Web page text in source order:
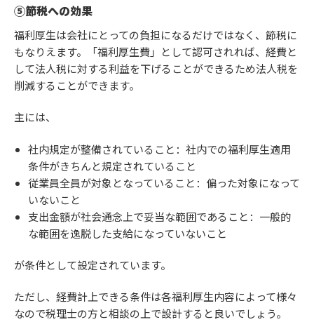
⑤節税への効果
福利厚生は会社にとっての負担になるだけではなく、節税に
もなりえます。「福利厚生費」として認可されれば、経費と
して法人税に対する利益を下げることができるため法人税を
削減することができます。
主には、
社内規定が整備されていること：社内での福利厚生適用
条件がきちんと規定されていること
従業員全員が対象となっていること：偏った対象になって
いないこと
支出金額が社会通念上で妥当な範囲であること：一般的
な範囲を逸脱した支給になっていないこと
が条件として設定されています。
ただし、経費計上できる条件は各福利厚生内容によって様々
なので税理士の方と相談の上で設計すると良いでしょう。